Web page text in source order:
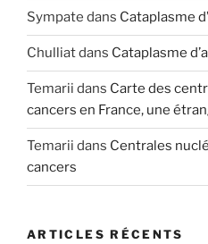
Sympate dans Cataplasme
Chulliatdans Cataplasme
Temarii dans Carte des
cancers en France, une
Temarii dans Centrales
cancers
ARTICLES RÉCENTS